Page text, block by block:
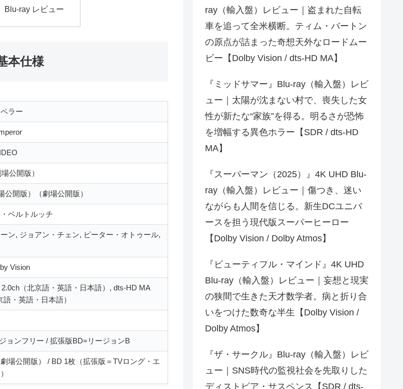
Blu-ray レビュー
本仕様
ラー
公開版）
公開版）（劇場公開版）
ベルトルッチ
ン, ジョアン・チェン, ピーター・オトゥール,
Vision
（北京語・英語・日本語）, dts-HD MA
・英語・日本語）
ョンフリー / 拡張版BD=リージョンB
場公開版） / BD 1枚（拡張版＝TVロング・エ
ray（輸入盤）レビュー｜盗まれた自転
車を追って全米横断。ティム・バートン
の原点が詰まった奇想天外なロードムー
ビー【Dolby Vision / dts-HD MA】
『ミッドサマー』Blu-ray（輸入盤）レビ
ュー｜太陽が沈まない村で、喪失した女
性が新たな“家族”を得る。明るさが恐怖
を増幅する異色ホラー【SDR / dts-HD
MA】
『スーパーマン（2025）』4K UHD Blu-
ray（輸入盤）レビュー｜傷つき、迷い
ながらも人間を信じる。新生DCユニバ
ースを担う現代版スーパーヒーロー
【Dolby Vision / Dolby Atmos】
『ビューティフル・マインド』4K UHD
Blu-ray（輸入盤）レビュー｜妄想と現実
の狭間で生きた天才数学者。病と折り合
いをつけた数奇な半生【Dolby Vision /
Dolby Atmos】
『ザ・サークル』Blu-ray（輸入盤）レビ
ュー｜SNS時代の監視社会を先取りした
ディストピア・サスペンス【SDR / dts-